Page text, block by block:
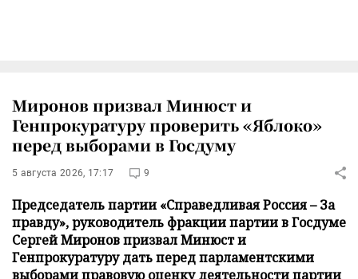
Миронов призвал Минюст и
Генпрокуратуру проверить «Яблоко»
перед выборами в Госдуму
5 августа 2026, 17:17 9
Председатель партии «Справедливая Россия – За
правду», руководитель фракции партии в Госдуме
Сергей Миронов призвал Минюст и
Генпрокуратуру дать перед парламентскими
выборами правовую оценку деятельности партии